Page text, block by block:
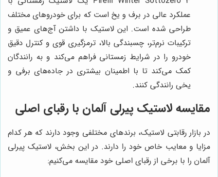
عملکرد عالی در برف و یخ است که برای خودروهای مختلف
طراحی شده است. این لاستیک با داشتن آج‌های عمیق و
ترکیبات نرم‌تر، چسبندگی بالا، ترمزگیری قوی و کنترل دقیق
خودرو را در شرایط زمستانی فراهم می‌کند و به رانندگان
کمک می‌کند تا با اطمینان بیشتری در جاده‌های برفی و
یخی رانندگی کنند.
مقایسه لاستیک پیرلی آلمان با رقبای اصلی
در بازار رقابتی لاستیک، برندهای مختلفی وجود دارند که هر کدام
مزایا و معایب خاص خود را دارند. در این بخش، لاستیک پیرلی
آلمان را با برخی از رقبای اصلی خود مقایسه می‌کنیم: